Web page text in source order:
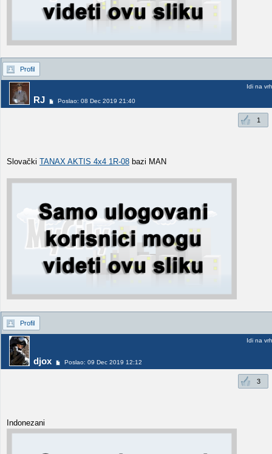
Profil
RJ Poslao: 08 Dec 2019 21:40
Idi na vrh
1
Slovački TANAX AKTIS 4x4 1R-08 bazi MAN
Profil
djox Poslao: 09 Dec 2019 12:12
Idi na vrh
3
Indonezani